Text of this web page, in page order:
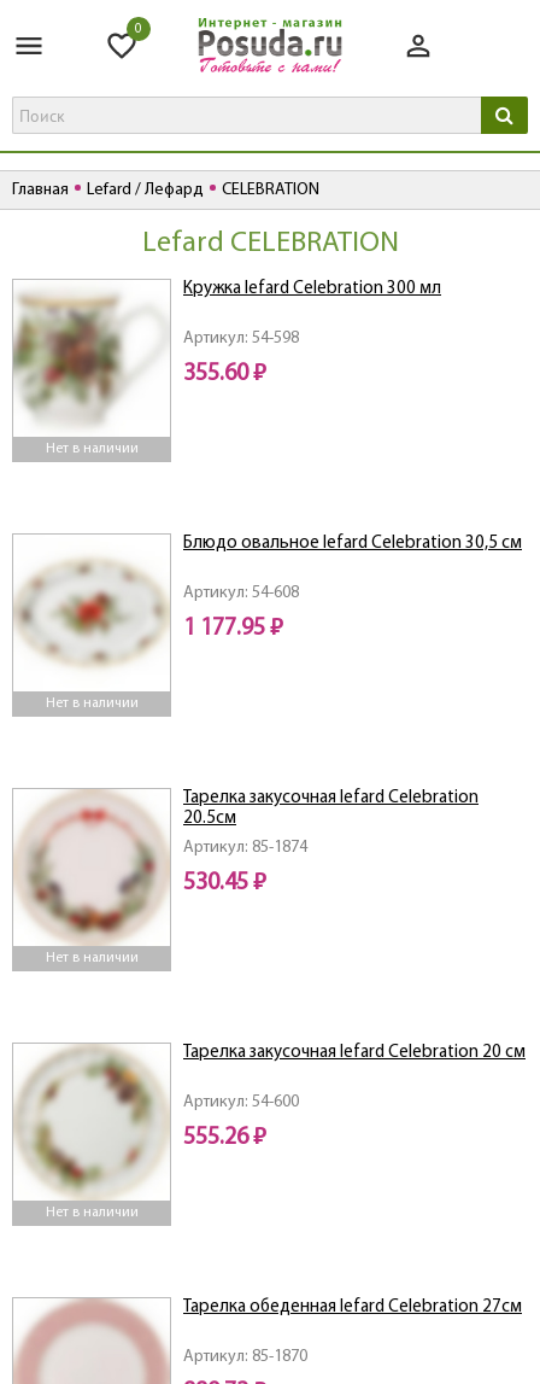
0
Главная Lefard / Лефард CELEBRATION
Lefard CELEBRATION
Нет в наличии
Артикул: 54-598
Кружка lefard Celebration 300 мл
355.60 ₽
Нет в наличии
Артикул: 54-608
Блюдо овальное lefard Celebration 30,5 см
1 177.95 ₽
Нет в наличии
Артикул: 85-1874
Тарелка закусочная lefard Celebration
20.5см
530.45 ₽
Нет в наличии
Артикул: 54-600
Тарелка закусочная lefard Celebration 20 см
555.26 ₽
Артикул: 85-1870
Тарелка обеденная lefard Celebration 27см